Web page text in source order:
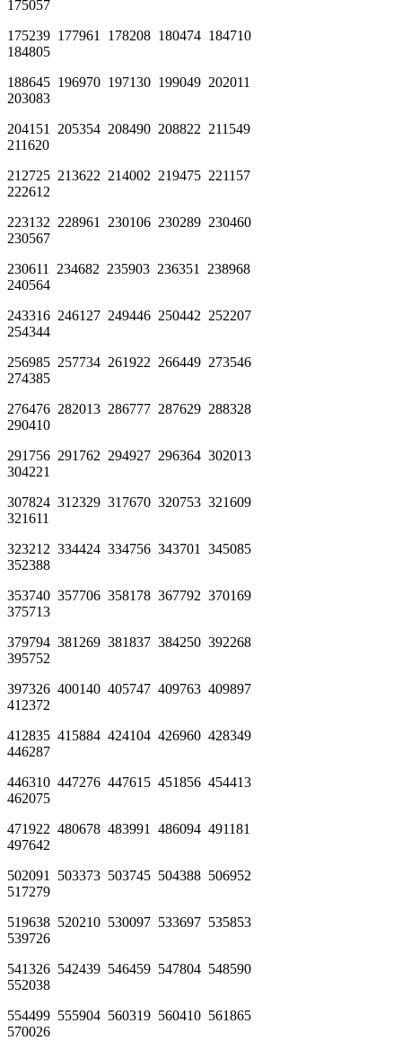
175057
175239 177961 178208 180474 184710
184805
188645 196970 197130 199049 202011
203083
204151 205354 208490 208822 211549
211620
212725 213622 214002 219475 221157
222612
223132 228961 230106 230289 230460
230567
230611 234682 235903 236351 238968
240564
243316 246127 249446 250442 252207
254344
256985 257734 261922 266449 273546
274385
276476 282013 286777 287629 288328
290410
291756 291762 294927 296364 302013
304221
307824 312329 317670 320753 321609
321611
323212 334424 334756 343701 345085
352388
353740 357706 358178 367792 370169
375713
379794 381269 381837 384250 392268
395752
397326 400140 405747 409763 409897
412372
412835 415884 424104 426960 428349
446287
446310 447276 447615 451856 454413
462075
471922 480678 483991 486094 491181
497642
502091 503373 503745 504388 506952
517279
519638 520210 530097 533697 535853
539726
541326 542439 546459 547804 548590
552038
554499 555904 560319 560410 561865
570026